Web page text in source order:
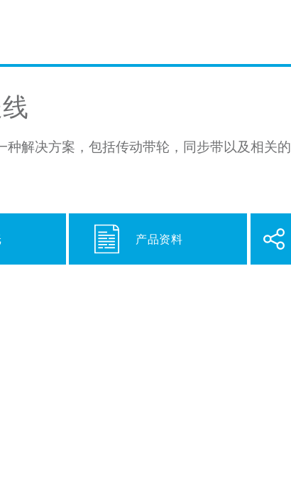
种解决方案，包括传动带轮，同步带以及相关的
产品资料